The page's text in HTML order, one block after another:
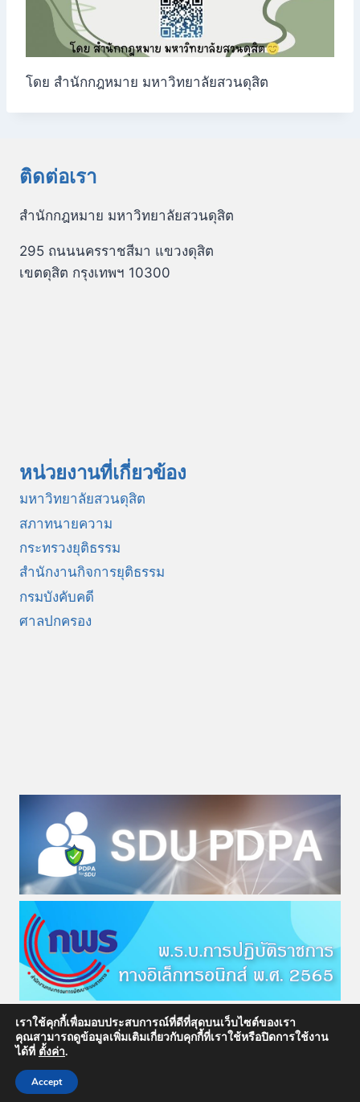
โดย สำนักกฎหมาย มหาวิทยาลัยสวนดุสิต
ติดต่อเรา
สำนักกฎหมาย มหาวิทยาลัยสวนดุสิต
295 ถนนนครราชสีมา แขวงดุสิต
เขตดุสิต กรุงเทพฯ 10300
หน่วยงานที่เกี่ยวข้อง
มหาวิทยาลัยสวนดุสิต
สภาทนายความ
กระทรวงยุติธรรม
สำนักงานกิจการยุติธรรม
กรมบังคับคดี
ศาลปกครอง
© 2026 สำนักกฎหมาย มหาวิทยาลัยสวนดุสิต
เราใช้คุกกี้เพื่อมอบประสบการณ์ที่ดีที่สุดบนเว็บไซต์ของเรา
คุณสามารถดูข้อมูลเพิ่มเติมเกี่ยวกับคุกกี้ที่เราใช้หรือปิดการใช้งาน
ได้ที่ ตั้งค่า.
Accept